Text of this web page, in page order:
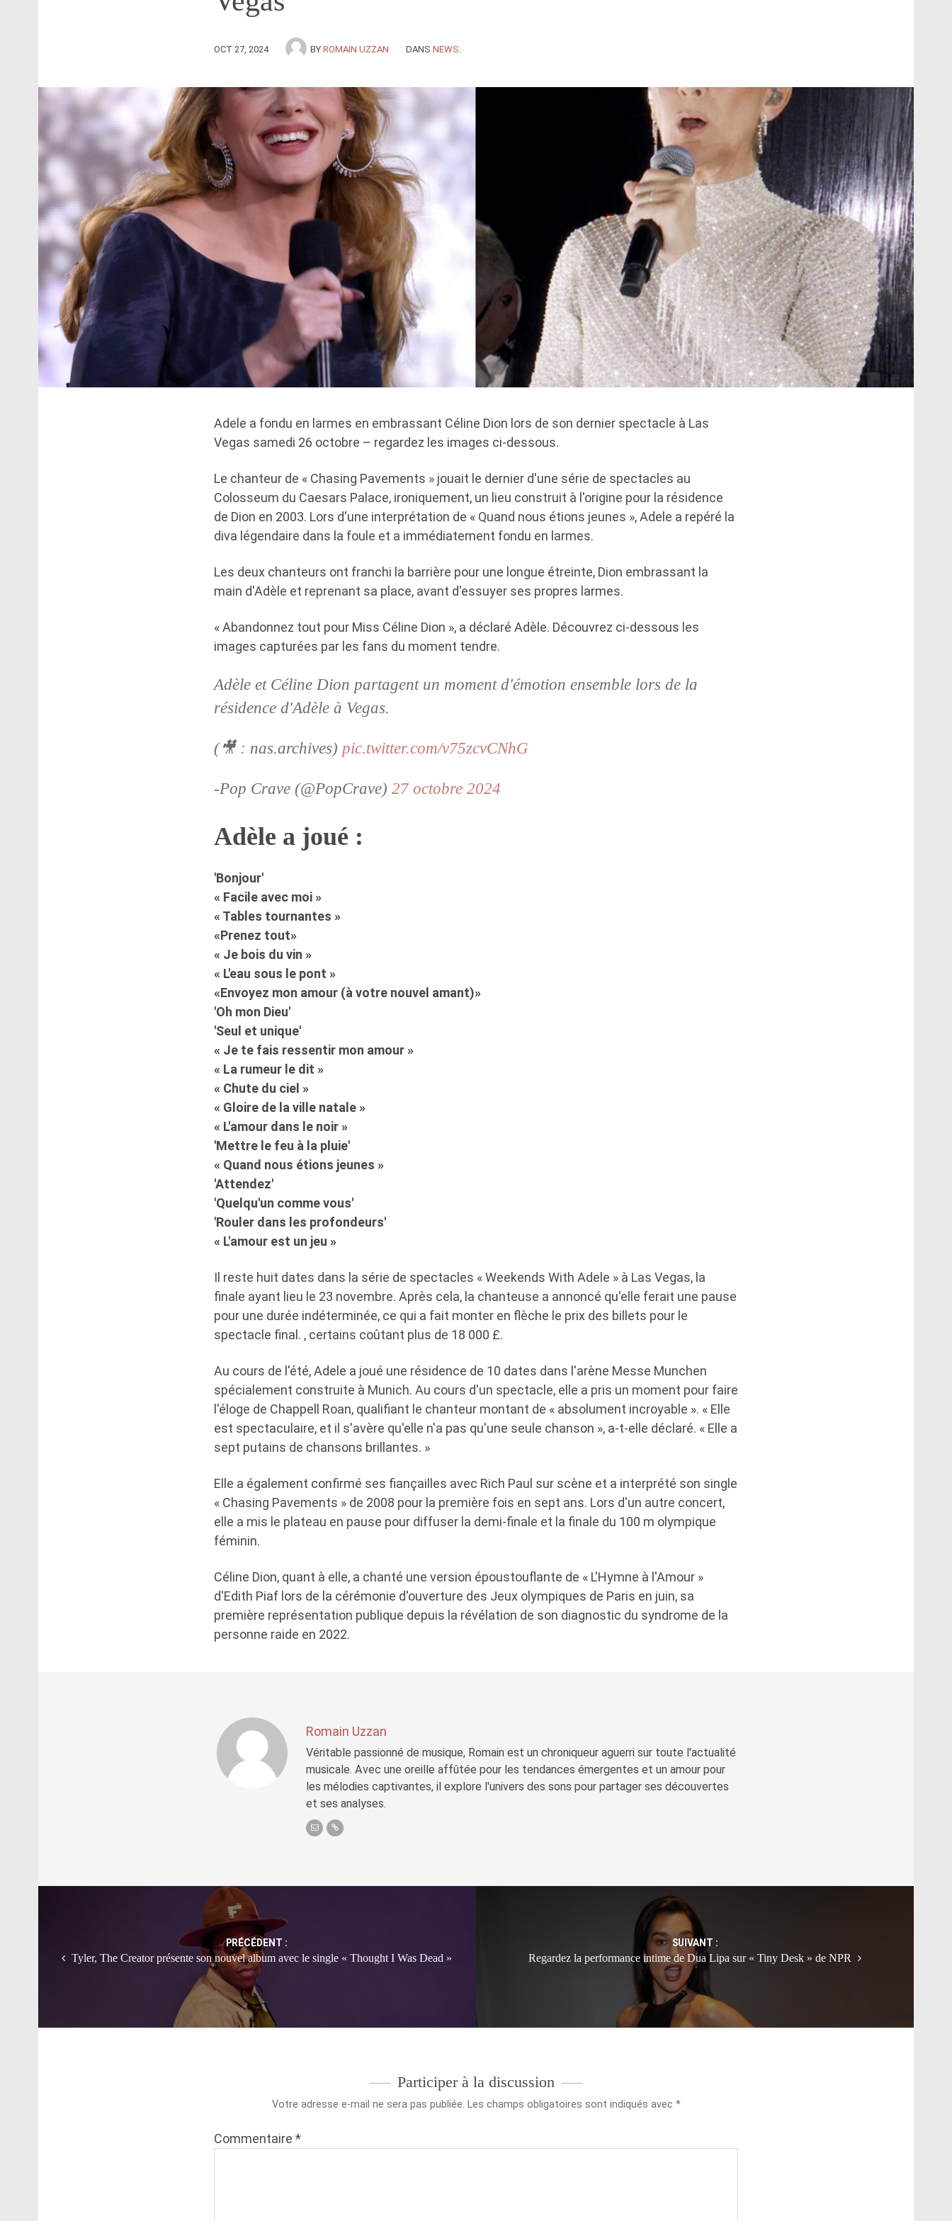
OCT 27, 2024 BY ROMAIN UZZAN DANS NEWS
Adele a fondu en larmes en embrassant Céline Dion lors de son dernier spectacle à Las
Vegas samedi 26 octobre – regardez les images ci-dessous.
Le chanteur de « Chasing Pavements » jouait le dernier d'une série de spectacles au
Colosseum du Caesars Palace, ironiquement, un lieu construit à l'origine pour la résidence
de Dion en 2003. Lors d'une interprétation de « Quand nous étions jeunes », Adele a repéré la
diva légendaire dans la foule et a immédiatement fondu en larmes.
Les deux chanteurs ont franchi la barrière pour une longue étreinte, Dion embrassant la
main d'Adèle et reprenant sa place, avant d'essuyer ses propres larmes.
« Abandonnez tout pour Miss Céline Dion », a déclaré Adèle. Découvrez ci-dessous les
images capturées par les fans du moment tendre.
Adèle et Céline Dion partagent un moment d'émotion ensemble lors de la
résidence d'Adèle à Vegas.
(🎥 : nas.archives) pic.twitter.com/v75zcvCNhG
-Pop Crave (@PopCrave) 27 octobre 2024
Adèle a joué :
'Bonjour'
« Facile avec moi »
« Tables tournantes »
«Prenez tout»
« Je bois du vin »
« L'eau sous le pont »
«Envoyez mon amour (à votre nouvel amant)»
'Oh mon Dieu'
'Seul et unique'
« Je te fais ressentir mon amour »
« La rumeur le dit »
« Chute du ciel »
« Gloire de la ville natale »
« L'amour dans le noir »
'Mettre le feu à la pluie'
« Quand nous étions jeunes »
'Attendez'
'Quelqu'un comme vous'
'Rouler dans les profondeurs'
« L'amour est un jeu »
Il reste huit dates dans la série de spectacles « Weekends With Adele » à Las Vegas, la
finale ayant lieu le 23 novembre. Après cela, la chanteuse a annoncé qu'elle ferait une pause
pour une durée indéterminée, ce qui a fait monter en flèche le prix des billets pour le
spectacle final. , certains coûtant plus de 18 000 £.
Au cours de l'été, Adele a joué une résidence de 10 dates dans l'arène Messe Munchen
spécialement construite à Munich. Au cours d'un spectacle, elle a pris un moment pour faire
l'éloge de Chappell Roan, qualifiant le chanteur montant de « absolument incroyable ». « Elle
est spectaculaire, et il s'avère qu'elle n'a pas qu'une seule chanson », a-t-elle déclaré. « Elle a
sept putains de chansons brillantes. »
Elle a également confirmé ses fiançailles avec Rich Paul sur scène et a interprété son single
« Chasing Pavements » de 2008 pour la première fois en sept ans. Lors d'un autre concert,
elle a mis le plateau en pause pour diffuser la demi-finale et la finale du 100 m olympique
féminin.
Céline Dion, quant à elle, a chanté une version époustouflante de « L'Hymne à l'Amour »
d'Edith Piaf lors de la cérémonie d'ouverture des Jeux olympiques de Paris en juin, sa
première représentation publique depuis la révélation de son diagnostic du syndrome de la
personne raide en 2022.
Romain Uzzan
Véritable passionné de musique, Romain est un chroniqueur aguerri sur toute l'actualité
musicale. Avec une oreille affûtée pour les tendances émergentes et un amour pour
les mélodies captivantes, il explore l'univers des sons pour partager ses découvertes
et ses analyses.
PRÉCÉDENT :
Tyler, The Creator présente son nouvel album avec le single « Thought I Was Dead »
SUIVANT :
Regardez la performance intime de Dua Lipa sur « Tiny Desk » de NPR
Participer à la discussion
Votre adresse e-mail ne sera pas publiée. Les champs obligatoires sont indiqués avec *
Commentaire *